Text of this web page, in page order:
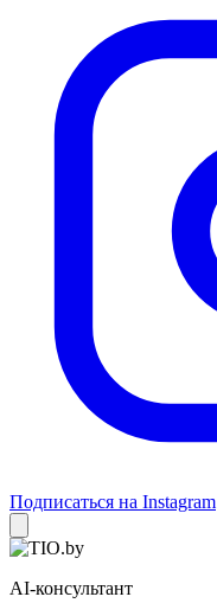
Подписаться на Instagram
AI-консультант